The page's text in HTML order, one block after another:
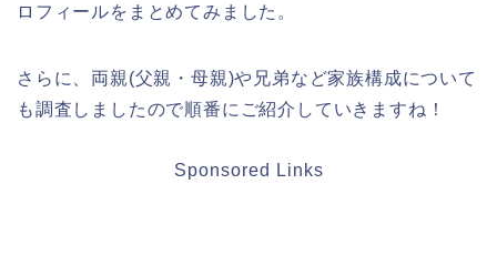
ロフィールをまとめてみました。
さらに、両親(父親・母親)や兄弟など家族構成について
も調査しましたので順番にご紹介していきますね！
Sponsored Links